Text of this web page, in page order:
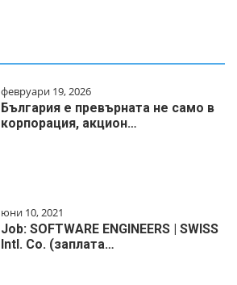
февруари 19, 2026
България е превърната не само в
корпорация, акцион…
юни 10, 2021
Job: SOFTWARE ENGINEERS | SWISS
Intl. Co. (заплата…